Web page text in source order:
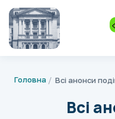
Головна Всі анонси
Всі